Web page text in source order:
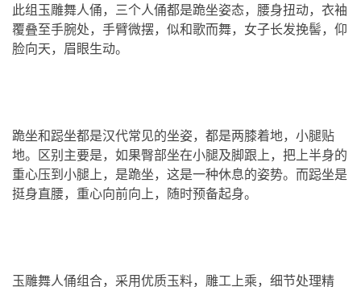
此组玉雕舞人俑，三个人俑都是跪坐姿态，腰身扭动，衣袖
覆叠至手腕处，手臂微摆，似和歌而舞，女子长发挽髻，仰
脸向天，眉眼生动。
跪坐和跽坐都是汉代常见的坐姿，都是两膝着地，小腿贴
地。区别主要是，如果臀部坐在小腿及脚跟上，把上半身的
重心压到小腿上，是跪坐，这是一种休息的姿势。而跽坐是
挺身直腰，重心向前向上，随时预备起身。
玉雕舞人俑组合，采用优质玉料，雕工上乘，细节处理精